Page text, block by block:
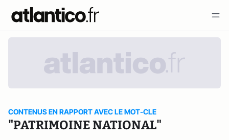
CONTENUS EN RAPPORT AVEC LE MOT-CLE
"PATRIMOINE NATIONAL"